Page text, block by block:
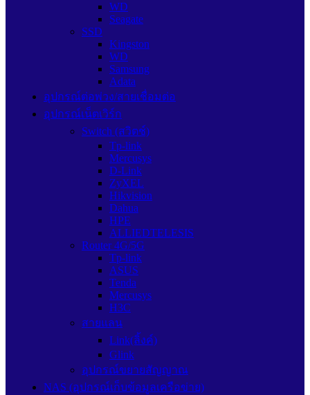
WD
Seagate
SSD
Kingston
WD
Samsung
Adata
อุปกรณ์ต่อพ่วง/สายเชื่อมต่อ
อุปกรณ์เน็ตเวิร์ก
Switch (สวิตช์)
Tp-link
Mercusys
D-Link
ZyXEL
Hikvision
Dahua
HPE
ALLIEDTELESIS
Router 4G/5G
Tp-link
ASUS
Tenda
Mercusys
H3C
สายแลน
Link(ลิ้งค์)
Glink
อุปกรณ์ขยายสัญญาณ
NAS (อุปกรณ์เก็บข้อมูลเครือข่าย)